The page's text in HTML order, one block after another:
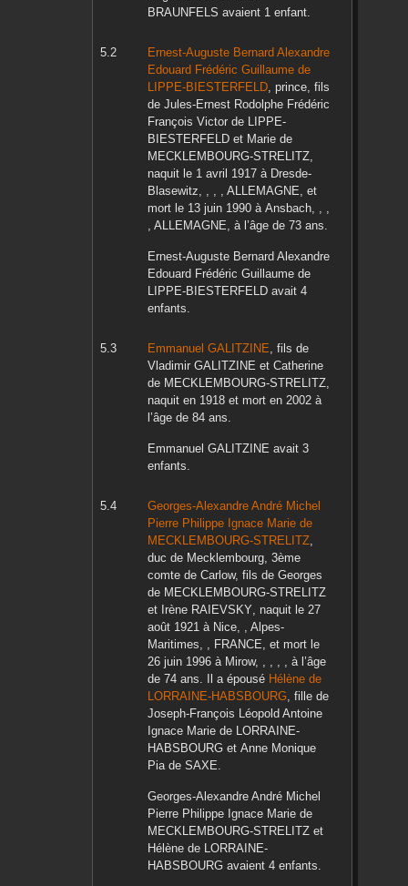
BRAUNFELS avaient 1 enfant.
Ernest-Auguste Bernard Alexandre
Edouard Frédéric Guillaumede
LIPPE-BIESTERFELD, prince, fils
de Jules-Ernest Rodolphe Frédéric
François Victorde LIPPE-
BIESTERFELDet Mariede
MECKLEMBOURG-STRELITZ,
naquit le 1 avril 1917à Dresde-
Blasewitz, , , , ALLEMAGNE, et
mort le 13 juin 1990à Ansbach, , ,
, ALLEMAGNE, à l’âge de 73 ans.
Ernest-Auguste Bernard Alexandre
Edouard Frédéric Guillaumede
LIPPE-BIESTERFELDavait 4
enfants.
Emmanuel GALITZINE, fils de
VladimirGALITZINE et Catherine
de MECKLEMBOURG-STRELITZ,
naquit en 1918et mort en 2002à
l’âge de 84 ans.
Emmanuel GALITZINE avait 3
enfants.
Georges-Alexandre André Michel
Pierre Philippe Ignace Mariede
MECKLEMBOURG-STRELITZ,
duc de Mecklembourg, 3ème
comte de Carlow, fils de Georges
de MECKLEMBOURG-STRELITZ
et IrèneRAIEVSKY, naquit le 27
août 1921à Nice, , Alpes-
Maritimes, , FRANCE, et mort le
26 juin 1996à Mirow, , , , , à l’âge
de 74 ans. Il a épousé Hélènede
LORRAINE-HABSBOURG, fille de
Joseph-François Léopold Antoine
Ignace Mariede LORRAINE-
HABSBOURGet Anne Monique
Piade SAXE.
Georges-Alexandre André Michel
Pierre Philippe Ignace Mariede
MECKLEMBOURG-STRELITZet
Hélènede LORRAINE-
HABSBOURGavaient 4 enfants.